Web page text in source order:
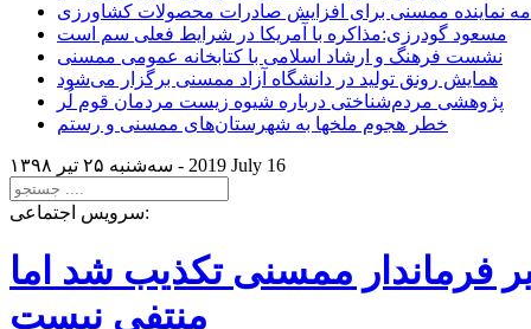
نماینده ممسنی برای افزایش صادرات محصولات کشاورزی
مسعود گودرزی:مذاکره با آمریکا در شرایط فعلی سم است
نشست فرهنگ و ارشاد اسلامی با کتابخانه عمومی ممسنی
همایش رونق تولید در دانشگاه آزاد ممسنی برگزار می‌شود
پژوهشی مردم‌شناختی درباره شیوه زیست مردمان قوم لُر
خطر هجوم ملخها به شهرستان‌های ممسنی و رستم
سه‌شنبه ۲۵ تير ۱۳۹۸ - 2019 July 16
سرویس اجتماعی:
فرماندار ممسنی تکذیب شد اما
منتفی نیست